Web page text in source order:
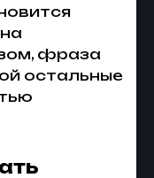
фраза
остальные